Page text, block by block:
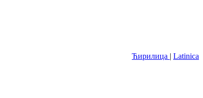
Ћирилица | Latinica